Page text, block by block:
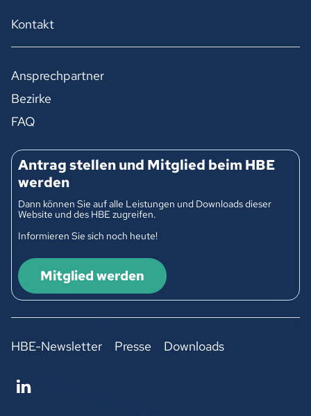
Kontakt
Ansprechpartner
Bezirke
FAQ
Antrag stellen und Mitglied beim HBE
werden
Dann können Sie auf alle Leistungen und Downloads dieser
Website und des HBE zugreifen.
Informieren Sie sich noch heute!
Mitglied werden
HBE-Newsletter Presse Downloads